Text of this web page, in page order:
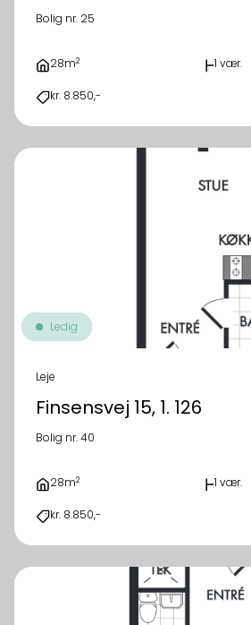
Bolig nr. 25
28m2 1 vær.
kr. 8.850,-
Ledig
Leje
Finsensvej 15, 1. 126
Bolig nr. 40
28m2 1 vær.
kr. 8.850,-